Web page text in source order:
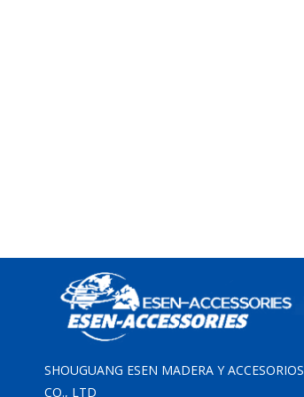
SHOUGUANG ESEN MADERA Y ACCESORIOS
CO., LTD